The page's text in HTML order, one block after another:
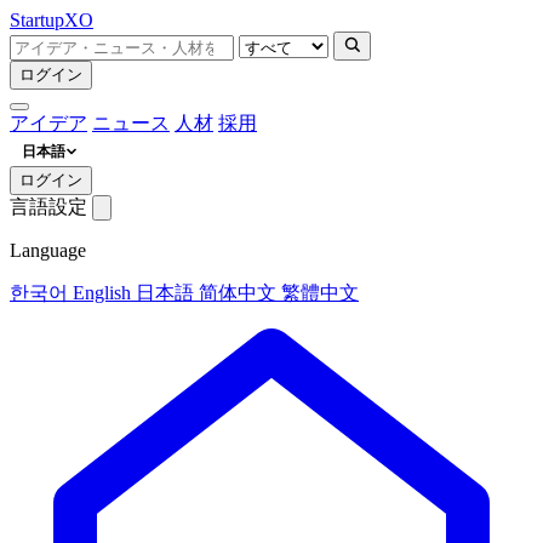
StartupXO
ログイン
アイデア ニュース 人材 採用
日本語
ログイン
言語設定
Language
한국어 English 日本語 简体中文 繁體中文